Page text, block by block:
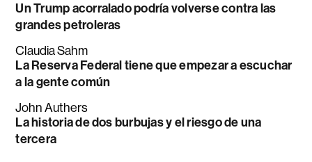
Un Trump acorralado podría volverse contra las
grandes petroleras
Claudia Sahm
La Reserva Federal tiene que empezar a escuchar
a la gente común
John Authers
La historia de dos burbujas y el riesgo de una
tercera